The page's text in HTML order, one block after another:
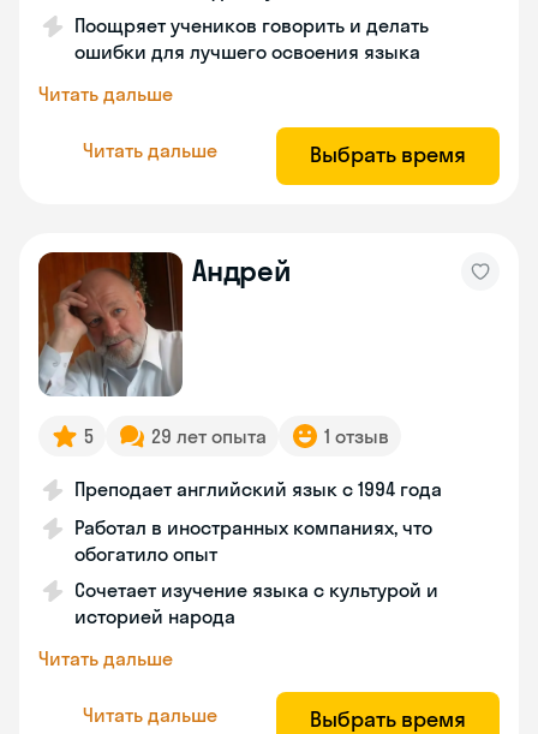
Поощряет учеников говорить и делать
ошибки для лучшего освоения языка
Читать дальше
Читать дальше Выбрать время
Андрей
5 29 лет опыта 1 отзыв
Преподает английский язык с 1994 года
Работал в иностранных компаниях, что
обогатило опыт
Сочетает изучение языка с культурой и
историей народа
Читать дальше
Читать дальше Выбрать время